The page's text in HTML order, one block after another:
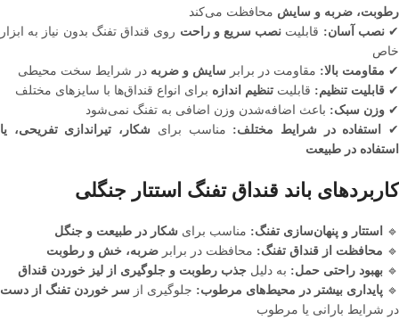
رطوبت، ضربه و سایش محافظت می‌کند
✔نصب آسان: قابلیت نصب سریع و راحت روی قنداق تفنگ بدون نیاز به ابزار
خاص
✔ مقاومت بالا: مقاومت در برابر سایش و ضربه در شرایط سخت محیطی
✔ قابلیت تنظیم: قابلیت تنظیم اندازه برای انواع قنداق‌ها با سایزهای مختلف
✔ وزن سبک: باعث اضافه‌شدن وزن اضافی به تفنگ نمی‌شود
✔
استفاده در شرایط مختلف: مناسب برای شکار، تیراندازی تفریحی، یا
استفاده در طبیعت
کاربردهای باند قنداق تفنگ استتار جنگلی
🔹 استتار و پنهان‌سازی تفنگ: مناسب برای شکار در طبیعت و جنگل
🔹 محافظت از قنداق تفنگ: محافظت در برابر ضربه، خش و رطوبت
🔹 بهبود راحتی حمل: به دلیل جذب رطوبت و جلوگیری از لیز خوردن قنداق
🔹 پایداری بیشتر در محیط‌های مرطوب: جلوگیری از سر خوردن تفنگ از دست
در شرایط بارانی یا مرطوب